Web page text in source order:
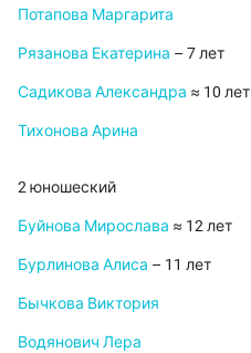
Потапова Маргарита
Рязанова Екатерина – 7 лет
Садикова Александра ≈ 10 лет
Тихонова Арина
2 юношеский
Буйнова Мирослава ≈ 12 лет
Бурлинова Алиса – 11 лет
Бычкова Виктория
Водянович Лера